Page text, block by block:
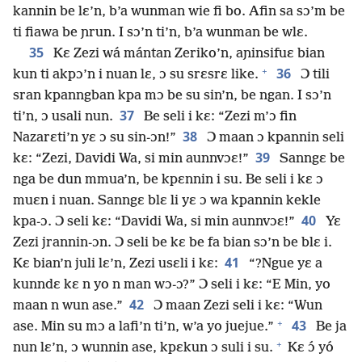
kannin be lɛ’n, b’a wunman wie fi bo. Afin sa sɔ’m be
ti fiawa be ɲrun. I sɔ’n ti’n, b’a wunman be wlɛ.
35
Kɛ Zezi wá mántan Zeriko’n, aɲinsifuɛ bian
kun ti akpɔ’n i nuan lɛ, ɔ su srɛsrɛ like. + 36
Ɔ tili
sran kpanngban kpa mɔ be su sin’n, be ngan. I sɔ’n
ti’n, ɔ usali nun. 37
Be seli i kɛ: “Zezi m’ɔ fin
Nazarɛti’n yɛ ɔ su sin-ɔn!” 38
Ɔ maan ɔ kpannin seli
kɛ: “Zezi, Davidi Wa, si min aunnvɔɛ!” 39
Sanngɛ be
nga be dun mmua’n, be kpɛnnin i su. Be seli i kɛ ɔ
muɛn i nuan. Sanngɛ blɛ li yɛ ɔ wa kpannin kekle
kpa-ɔ. Ɔ seli kɛ: “Davidi Wa, si min aunnvɔɛ!” 40
Yɛ
Zezi jrannin-ɔn. Ɔ seli be kɛ be fa bian sɔ’n be blɛ i.
Kɛ bian’n juli lɛ’n, Zezi usɛli i kɛ: 41
“?Ngue yɛ a
kunndɛ kɛ n yo n man wɔ-ɔ?” Ɔ seli i kɛ: “E Min, yo
maan n wun ase.” 42
Ɔ maan Zezi seli i kɛ: “Wun
ase. Min su mɔ a lafi’n ti’n, w’a yo juejue.” + 43
Be ja
nun lɛ’n, ɔ wunnin ase, kpɛkun ɔ suli i su. + Kɛ ɔ́ yó